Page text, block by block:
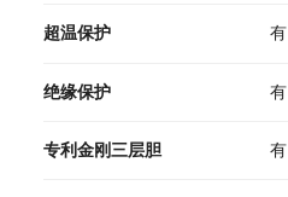
超温保护 有
绝缘保护 有
专利金刚三层胆 有